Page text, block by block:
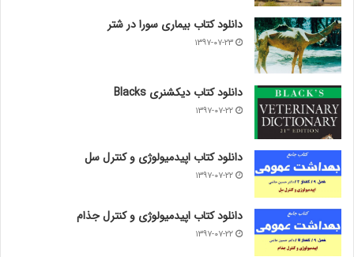
دانلود کتاب بیماری سورا در شتر
۱۳۹۷-۰۷-۲۳
دانلود کتاب دیکشنری Blacks
۱۳۹۷-۰۷-۲۲
دانلود کتاب اپیدمیولوژی و کنترل سل
۱۳۹۷-۰۷-۲۲
دانلود کتاب اپیدمیولوژی و کنترل جذام
۱۳۹۷-۰۷-۲۲